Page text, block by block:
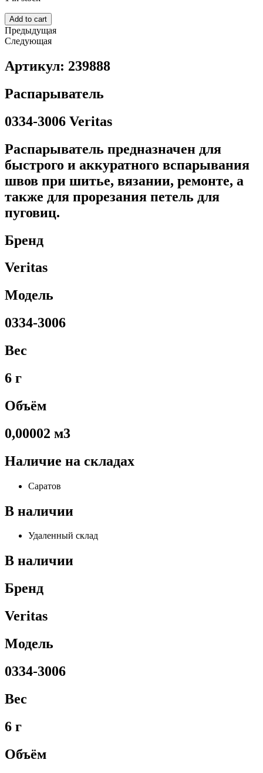
Add to cart
Предыдущая
Следующая
Артикул: 239888
Распарыватель
0334-3006 Veritas
Распарыватель предназначен для
быстрого и аккуратного вспарывания
швов при шитье, вязании, ремонте, а
также для прорезания петель для
пуговиц.
Бренд
Veritas
Модель
0334-3006
Вес
6 г
Объём
0,00002 м3
Наличие на складах
Саратов
В наличии
Удаленный склад
В наличии
Бренд
Veritas
Модель
0334-3006
Вес
6 г
Объём